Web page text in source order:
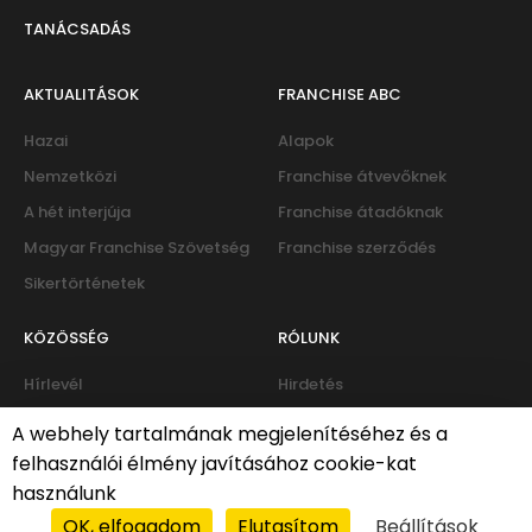
TANÁCSADÁS
AKTUALITÁSOK
Hazai
Nemzetközi
A hét interjúja
Magyar Franchise Szövetség
Sikertörténetek
FRANCHISE ABC
Alapok
Franchise átvevőknek
Franchise átadóknak
Franchise szerződés
KÖZÖSSÉG
Hírlevél
Fórum
RÓLUNK
Hirdetés
Kapcsolat
A webhely tartalmának megjelenítéséhez és a
felhasználói élmény javításához cookie-kat
használunk